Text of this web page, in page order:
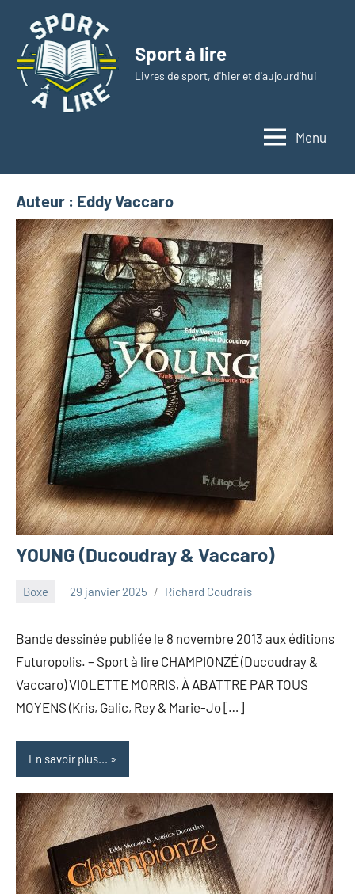
contenu
Sport à lire
Livres de sport, d'hier et d'aujourd'hui
Menu
Auteur : Eddy Vaccaro
YOUNG (Ducoudray & Vaccaro)
Boxe 29 janvier 2025 Richard Coudrais
Bande dessinée publiée le 8 novembre 2013 aux éditions
Futuropolis. – Sport à lire CHAMPIONZÉ (Ducoudray &
Vaccaro) VIOLETTE MORRIS, À ABATTRE PAR TOUS
MOYENS (Kris, Galic, Rey & Marie-Jo […]
En savoir plus...